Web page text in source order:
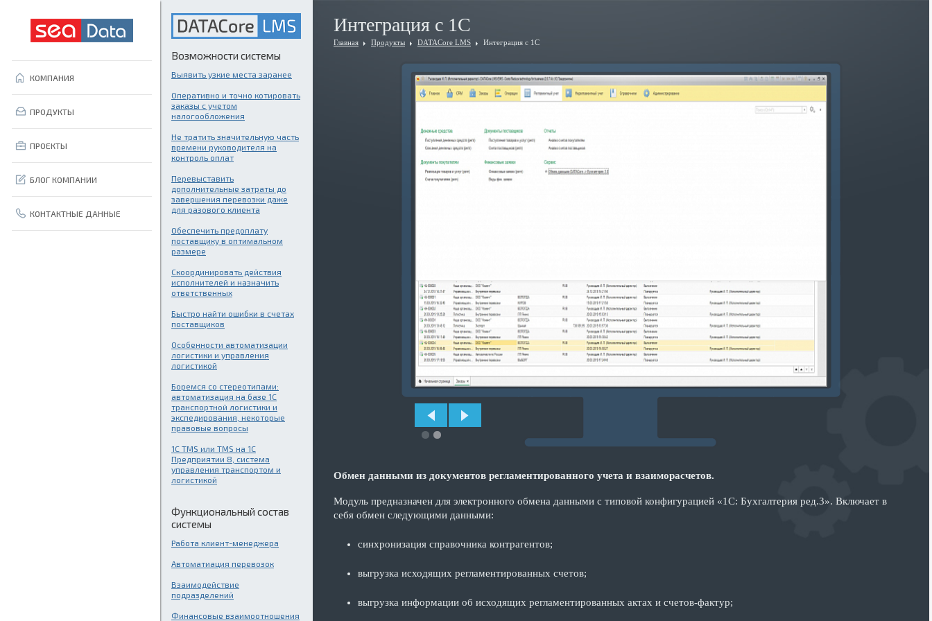
КОМПАНИЯ
ПРОДУКТЫ
ПРОЕКТЫ
БЛОГ КОМПАНИИ
КОНТАКТНЫЕ ДАННЫЕ
Возможности системы
Выявить узкие места заранее
Оперативно и точно котировать
заказы с учетом
налогообложения
Не тратить значительную часть
времени руководителя на
контроль оплат
Перевыставить
дополнительные затраты до
завершения перевозки даже
для разового клиента
Обеспечить предоплату
поставщику в оптимальном
размере
Скоординировать действия
исполнителей и назначить
ответственных
Быстро найти ошибки в счетах
поставщиков
Особенности автоматизации
логистики и управления
логистикой
Боремся со стереотипами:
автоматизация на базе 1С
транспортной логистики и
экспедирования, некоторые
правовые вопросы
1C TMS или TMS на 1С
Предприятии 8, система
управления транспортом и
логистикой
Функциональный состав
системы
Работа клиент-менеджера
Автоматиация перевозок
Взаимодействие
подразделений
Финансовые взаимоотношения
Интеграция с 1С
Главная Продукты DATACore LMS Интеграция с 1С
Обмен данными из документов регламентированного учета и взаиморасчетов.
Модуль предназначен для электронного обмена данными с типовой конфигурацией «1С: Бухгалтерия ред.3». Включает в
себя обмен следующими данными:
синхронизация справочника контрагентов;
выгрузка исходящих регламентированных счетов;
выгрузка информации об исходящих регламентированных актах и счетов-фактур;